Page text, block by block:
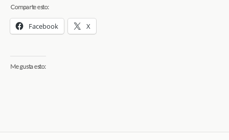
Comparte esto:
Facebook X
Me gusta esto: